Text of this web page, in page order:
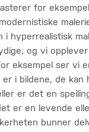
for
i hyperrealistisk
og vi
eksempel ser vi
er i bildene, de kan
er det en
er en levende
bunner